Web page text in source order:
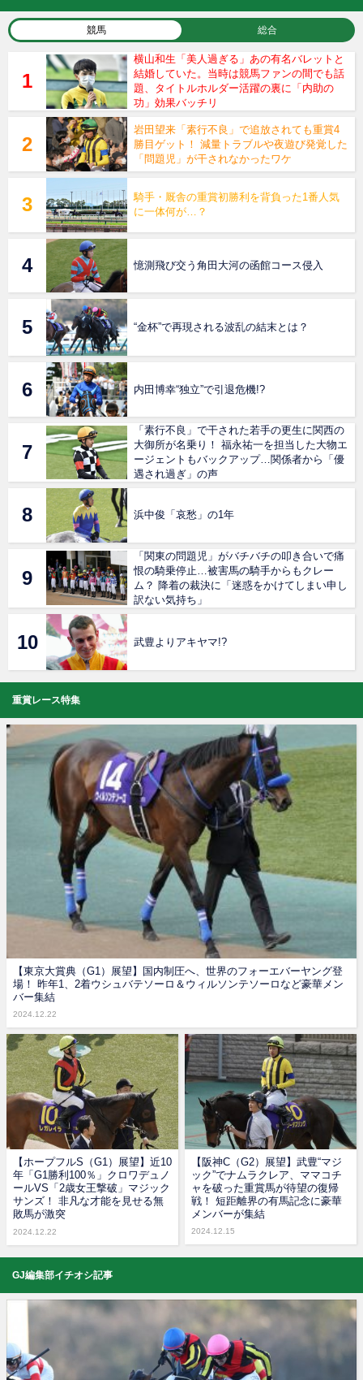
競馬 総合
横山和生「美人過ぎる」あの有名バレットと
結婚していた。当時は競馬ファンの間でも話
題、タイトルホルダー活躍の裏に「内助の
功」効果バッチリ
岩田望来「素行不良」で追放されても重賞4
勝目ゲット！ 減量トラブルや夜遊び発覚した
「問題児」が干されなかったワケ
騎手・厩舎の重賞初勝利を背負った1番人気
に一体何が…？
憶測飛び交う角田大河の函館コース侵入
“金杯”で再現される波乱の結末とは？
内田博幸“独立”で引退危機!?
「素行不良」で干された若手の更生に関西の
大御所が名乗り！ 福永祐一を担当した大物エ
ージェントもバックアップ…関係者から「優
遇され過ぎ」の声
浜中俊「哀愁」の1年
「関東の問題児」がバチバチの叩き合いで痛
恨の騎乗停止…被害馬の騎手からもクレー
ム？ 降着の裁決に「迷惑をかけてしまい申し
訳ない気持ち」
武豊よりアキヤマ!?
重賞レース特集
【東京大賞典（G1）展望】国内制圧へ、世界のフォーエバーヤング登
場！ 昨年1、2着ウシュバテソーロ＆ウィルソンテソーロなど豪華メン
バー集結
2024.12.22
【ホープフルS（G1）展望】近10
年「G1勝利100％」クロワデュノ
ールVS「2歳女王撃破」マジック
サンズ！ 非凡な才能を見せる無
敗馬が激突
2024.12.22
【阪神C（G2）展望】武豊“マジ
ック”でナムラクレア、ママコチ
ャを破った重賞馬が待望の復帰
戦！ 短距離界の有馬記念に豪華
メンバーが集結
2024.12.15
GJ編集部イチオシ記事